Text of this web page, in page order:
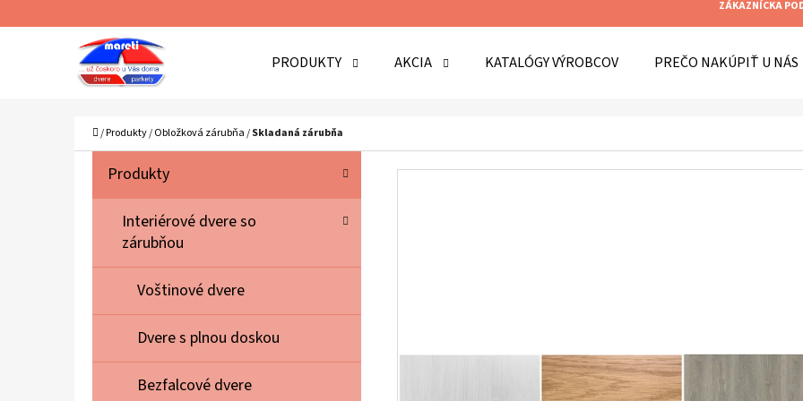
ZÁKAZNÍCKA
PRODUKTY AKCIA KATALÓGY VÝROBCOV PREČO NAKÚPIŤ U NÁS
Domov
/Produkty/Obložková zárubňa/Skladaná zárubňa
Preskočiť
kategórie
K
T
Ó
I
Produkty
Interiérové dvere so
zárubňou
Voštinové dvere
Dvere s plnou doskou
Bezfalcové dvere
Späť
Späť